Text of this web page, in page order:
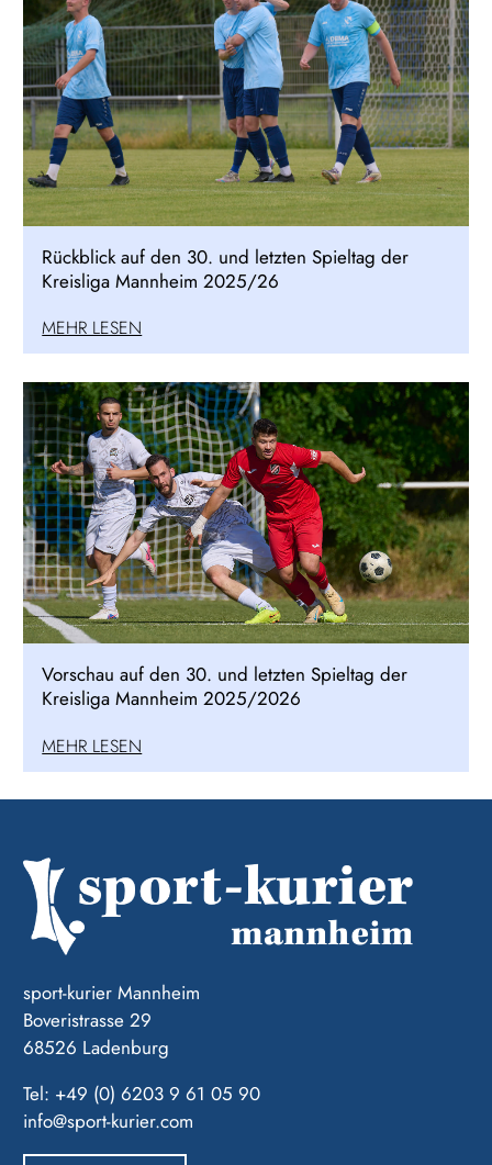
Rückblick auf den 30. und letzten Spieltag der
Kreisliga Mannheim 2025/26
MEHR LESEN
Vorschau auf den 30. und letzten Spieltag der
Kreisliga Mannheim 2025/2026
MEHR LESEN
sport-kurier Mannheim
Boveristrasse 29
68526 Ladenburg
Tel: +49 (0) 6203 9 61 05 90
info@sport-kurier.com